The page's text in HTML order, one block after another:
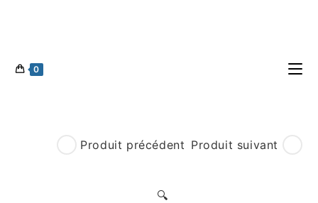
0
Produit précédent Produit suivant
🔍